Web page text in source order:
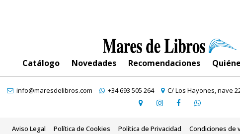
Catálogo Novedades Recomendaciones
info@maresdelibros.com +34 693 505 264 C/ Los Hayones, nave
Aviso Legal Política de Cookies Política de Privacidad Condiciones de